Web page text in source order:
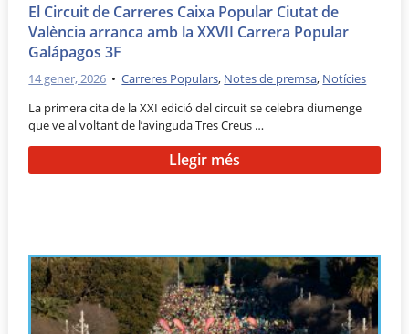
El Circuit de Carreres Caixa Popular Ciutat de
València arranca amb la XXVII Carrera Popular
Galápagos 3F
14 gener, 2026 •Carreres Populars, Notes de premsa, Notícies
La primera cita de la XXI edició del circuit se celebra diumenge
que ve al voltant de l’avinguda Tres Creus …
Llegir més